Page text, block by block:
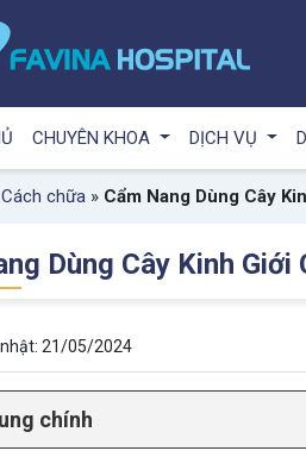
CHUYÊN KHOA DỊCH VỤ
Cách chữa » Cẩm Nang Dùng Cây
Dùng Cây Kinh
nhật: 21/05/2024
chính